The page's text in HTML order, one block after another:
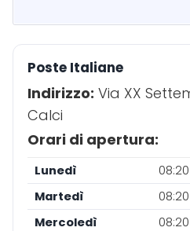
Poste Italiane
Indirizzo: Via XX
Calci
Orari di apertura:
Lunedì
Martedì
Mercoledì